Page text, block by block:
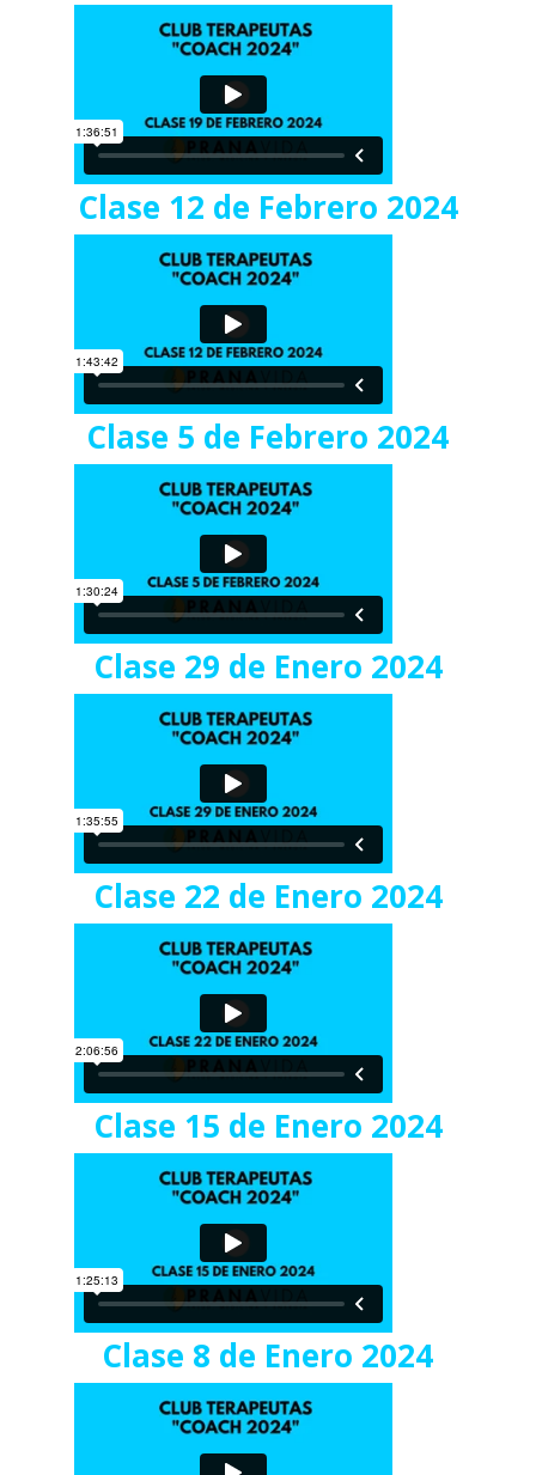
Clase 12 de Febrero 2024
Clase 5 de Febrero 2024
Clase 29 de Enero 2024
Clase 22 de Enero 2024
Clase 15 de Enero 2024
Clase 8 de Enero 2024